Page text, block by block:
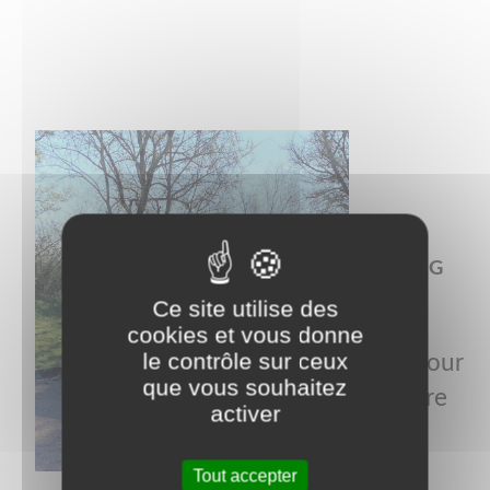
BOURG
PAV pour
le verre
Ce site utilise des
cookies et vous donne
le contrôle sur ceux
que vous souhaitez
activer
Tout accepter